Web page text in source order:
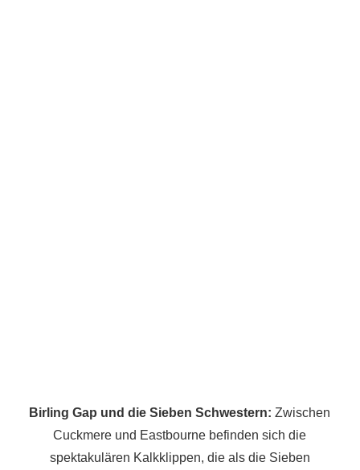
Birling Gap und die Sieben Schwestern: Zwischen
Cuckmere und Eastbourne befinden sich die
spektakulären Kalkklippen, die als die Sieben